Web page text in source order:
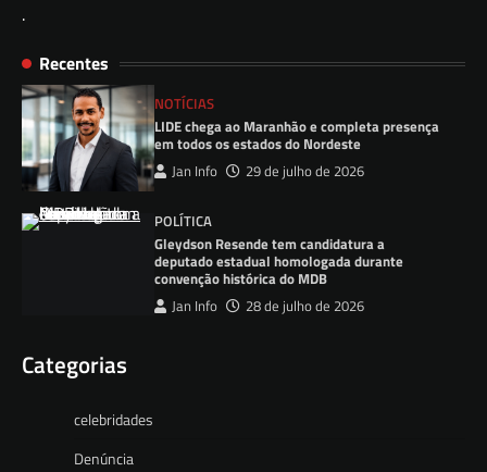
.
Recentes
NOTÍCIAS
LIDE chega ao Maranhão e completa presença
em todos os estados do Nordeste
Jan Info 29 de julho de 2026
POLÍTICA
Gleydson Resende tem candidatura a
deputado estadual homologada durante
convenção histórica do MDB
Jan Info 28 de julho de 2026
Categorias
celebridades
Denúncia